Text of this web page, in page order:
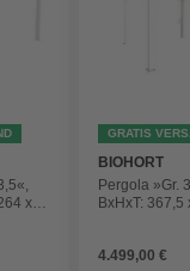
x
GRATIS
BIOHORT
Pergola »Gr.
BxHxT: 367,5
4.499,00 €